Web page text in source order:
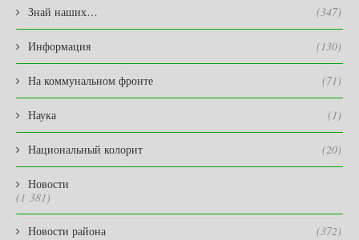
Знай наших… (347)
Информация (130)
На коммунальном фронте (71)
Наука (1)
Национальный колорит (20)
Новости
(1 381)
Новости района (372)